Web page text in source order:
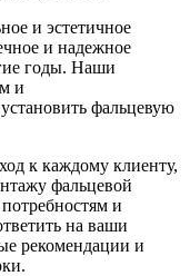
и эстетичное
и надежное
годы. Наши
и
фальцевую
к каждому клиенту,
фальцевой
и
на ваши
рекомендации и